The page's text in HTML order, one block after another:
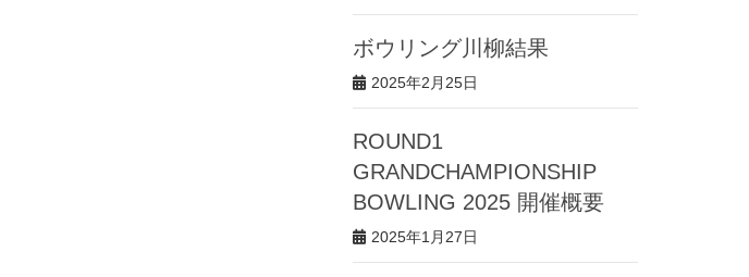
ボウリング川柳結果
2025年2月25日
ROUND1
GRANDCHAMPIONSHIP
BOWLING 2025 開催概要
2025年1月27日